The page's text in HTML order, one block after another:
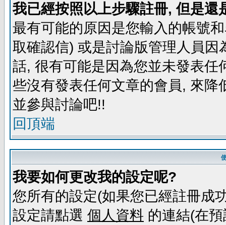
我已經按照以上步驟註冊, 但是還
最有可能的原因是您輸入的帳號
取確認信) 或是討論版管理人員
話, 很有可能是因為您並未發表
些沒有發表任何文章的會員, 來
並參與討論吧!!
回頂端
我要如何更改我的設定呢?
您所有的設定(如果您已經註冊成
設定請點選 個人資料 的連結(在